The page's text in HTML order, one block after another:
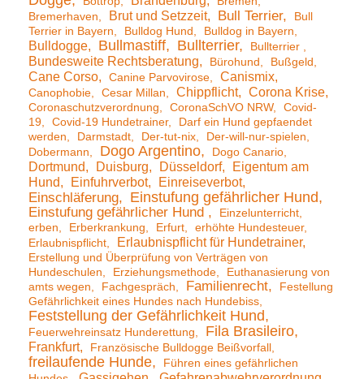
Bremerhaven
Brut und Setzzeit Bull Terrier
Bull
Terrier in Bayern
Bulldog Hund Bulldog in Bayern
Bulldogge Bullmastiff Bullterrier Bullterrier
Bundesweite Rechtsberatung Bürohund Bußgeld
Cane Corso Canine Parvovirose Canismix
Canophobie Cesar Millan Chippflicht Corona Krise
Coronaschutzverordnung CoronaSchVO NRW
Covid-
19
Covid-19 Hundetrainer
Darf ein Hund gepfaendet
werden
Darmstadt Der-tut-nix
Der-will-nur-spielen
Dobermann
Dogo Argentino Dogo Canario
Dortmund Duisburg Düsseldorf
Eigentum am
Hund
Einfuhrverbot Einreiseverbot
Einschläferung Einstufung gefährlicher Hund
Einstufung gefährlicher Hund
Einzelunterricht
erben
Erberkrankung Erfurt
erhöhte Hundesteuer
Erlaubnispflicht
Erlaubnispflicht für Hundetrainer
Erstellung und Überprüfung von Verträgen von
Hundeschulen
Erziehungsmethode
Euthanasierung von
amts wegen
Fachgespräch Familienrecht
Festellung
Gefährlichkeit eines Hundes nach Hundebiss
Feststellung der Gefährlichkeit Hund
Feuerwehreinsatz Hunderettung Fila Brasileiro
Frankfurt Französische Bulldogge Beißvorfall
freilaufende Hunde
Führen eines gefährlichen